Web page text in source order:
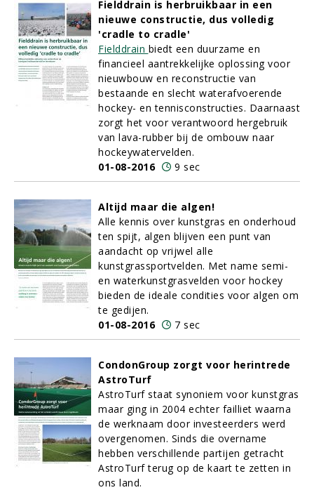
Fielddrain is herbruikbaar in een
nieuwe constructie, dus volledig
'cradle to cradle'
Fielddrain biedt een duurzame en
financieel aantrekkelijke oplossing voor
nieuwbouw en reconstructie van
bestaande en slecht waterafvoerende
hockey- en tennisconstructies. Daarnaast
zorgt het voor verantwoord hergebruik
van lava-rubber bij de ombouw naar
hockeywatervelden.
01-08-2016
9 sec
Altijd maar die algen!
Alle kennis over kunstgras en onderhoud
ten spijt, algen blijven een punt van
aandacht op vrijwel alle
kunstgrassportvelden. Met name semi-
en waterkunstgrasvelden voor hockey
bieden de ideale condities voor algen om
te gedijen.
01-08-2016
7 sec
CondonGroup zorgt voor herintrede
AstroTurf
AstroTurf staat synoniem voor kunstgras
maar ging in 2004 echter failliet waarna
de werknaam door investeerders werd
overgenomen. Sinds die overname
hebben verschillende partijen getracht
AstroTurf terug op de kaart te zetten in
ons land.